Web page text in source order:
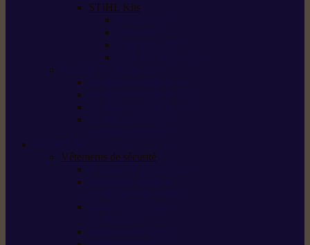
STIHL Kits
Vêtements de sécurité